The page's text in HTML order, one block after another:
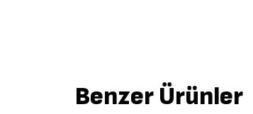
Benzer Ürünler